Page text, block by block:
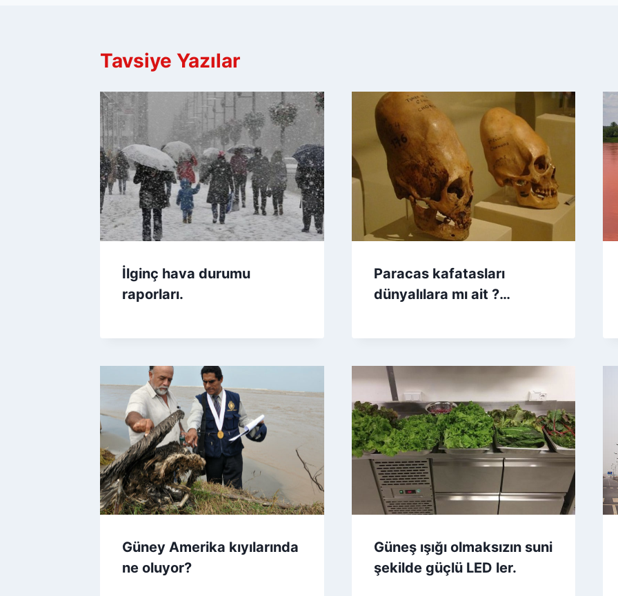
Tavsiye Yazılar
İlginç hava durumu
raporları.
Paracas kafatasları
dünyalılara mı ait ?…
Güney Amerika kıyılarında
ne oluyor?
Güneş ışığı olmaksızın suni
şekilde güçlü LED ler.